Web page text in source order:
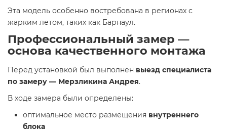
Эта модель особенно востребована в регионах с
жарким летом, таких как Барнаул.
Профессиональный замер —
основа качественного монтажа
Перед установкой был выполнен выезд специалиста
по замеру — Мерзликина Андрея.
В ходе замера были определены:
оптимальное место размещения внутреннего
блока